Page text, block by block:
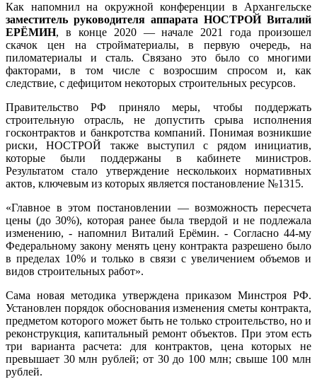
Как напомнил на окружной конференции в Архангельске
заместитель руководителя аппарата НОСТРОЙ Виталий
ЕРЁМИН, в конце 2020 — начале 2021 года произошел
скачок цен на стройматериалы, в первую очередь, на
пиломатериалы и сталь. Связано это было со многими
факторами, в том числе с возросшим спросом и, как
следствие, с дефицитом некоторых строительных ресурсов.
Правительство РФ приняло меры, чтобы поддержать
строительную отрасль, не допустить срыва исполнения
госконтрактов и банкротства компаний. Понимая возникшие
риски, НОСТРОЙ также выступил с рядом инициатив,
которые были поддержаны в кабинете министров.
Результатом стало утверждение несколькоих нормативных
актов, ключевым из которых является постановление №1315.
«Главное в этом постановлении — возможность пересчета
цены (до 30%), которая ранее была твердой и не подлежала
изменению, - напомнил Виталий Ерёмин. - Согласно 44-му
Федеральному закону менять цену контракта разрешено было
в пределах 10% и только в связи с увеличением объемов и
видов строительных работ».
Сама новая методика утверждена приказом Минстроя РФ.
Установлен порядок обоснования изменения сметы контракта,
предметом которого может быть не только строительство, но и
реконструкция, капитальный ремонт объектов. При этом есть
три варианта расчета: для контрактов, цена которых не
превышает 30 млн рублей; от 30 до 100 млн; свыше 100 млн
рублей.